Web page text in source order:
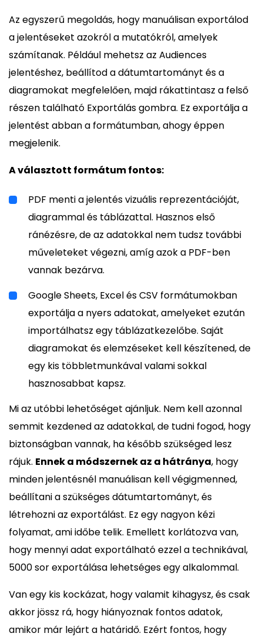
Az egyszerű megoldás, hogy manuálisan exportálod
a jelentéseket azokról a mutatókról, amelyek
számítanak. Például mehetsz az Audiences
jelentéshez, beállítod a dátumtartományt és a
diagramokat megfelelően, majd rákattintasz a felső
részen található Exportálás gombra. Ez exportálja a
jelentést abban a formátumban, ahogy éppen
megjelenik.
A választott formátum fontos:
PDF menti a jelentés vizuális reprezentációját,
diagrammal és táblázattal. Hasznos első
ránézésre, de az adatokkal nem tudsz további
műveleteket végezni, amíg azok a PDF-ben
vannak bezárva.
Google Sheets, Excel és CSV formátumokban
exportálja a nyers adatokat, amelyeket ezután
importálhatsz egy táblázatkezelőbe. Saját
diagramokat és elemzéseket kell készítened, de
egy kis többletmunkával valami sokkal
hasznosabbat kapsz.
Mi az utóbbi lehetőséget ajánljuk. Nem kell azonnal
semmit kezdened az adatokkal, de tudni fogod, hogy
biztonságban vannak, ha később szükséged lesz
rájuk. Ennek a módszernek az a hátránya, hogy
minden jelentésnél manuálisan kell végigmenned,
beállítani a szükséges dátumtartományt, és
létrehozni az exportálást. Ez egy nagyon kézi
folyamat, ami időbe telik. Emellett korlátozva van,
hogy mennyi adat exportálható ezzel a technikával,
5000 sor exportálása lehetséges egy alkalommal.
Van egy kis kockázat, hogy valamit kihagysz, és csak
akkor jössz rá, hogy hiányoznak fontos adatok,
amikor már lejárt a határidő. Ezért fontos, hogy